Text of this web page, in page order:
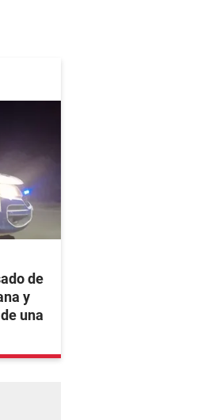
de
y
una